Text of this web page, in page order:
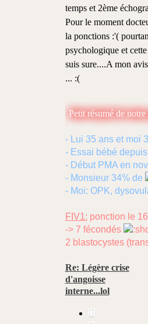
temps et 2ème
Pour le moment
la ponctions :'(
psychologique et
suis sure....A mon
... :(
Petit résumé de notre
- Lui 35 ans et moi
- Essai bébé
- Début PMA en
- Monsieur 34% de
- Moi: OPK,
FIV1: ponction le
-> 7 fécondés
2 blastocystes
Re: Légère crise
d'angoisse
interne...lol